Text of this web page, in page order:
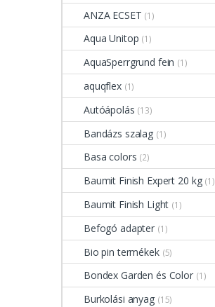
ANZA ECSET (1)
Aqua Unitop (1)
AquaSperrgrund fein (1)
aquqflex (1)
Autóápolás (13)
Bandázs szalag (1)
Basa colors (2)
Baumit Finish Expert 20 kg (1)
Baumit Finish Light (1)
Befogó adapter (1)
Bio pin termékek (5)
Bondex Garden és Color (1)
Burkolási anyag (15)